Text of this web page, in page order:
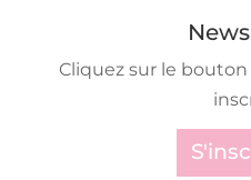
Cliquez sur le